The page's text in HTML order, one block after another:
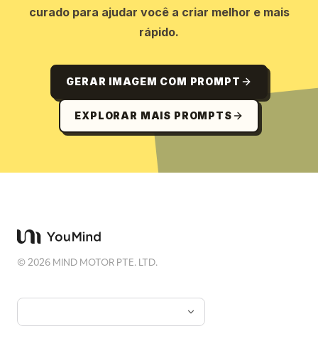
curado para ajudar você a criar melhor e mais
rápido.
GERAR IMAGEM COM PROMPT
EXPLORAR MAIS PROMPTS
©2026 MIND MOTOR PTE. LTD.